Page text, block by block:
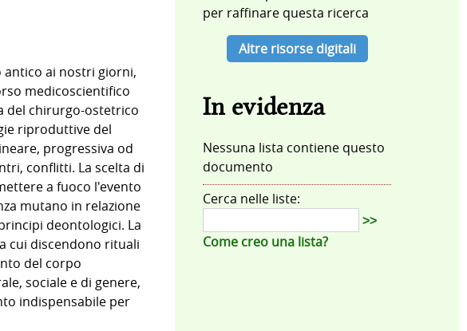
antico ai nostri giorni,
medicoscientifico
del chirurgo-ostetrico
riproduttive del
progressiva od
conflitti. La scelta di
a fuoco l'evento
mutano in relazione
deontologici. La
cui discendono rituali
del corpo
sociale e di genere,
indispensabile per
per raffinare questa ricerca
Altre risorse digitali
In evidenza
Nessuna lista contiene questo
documento
Cerca nelle liste:
>>
Come creo una lista?